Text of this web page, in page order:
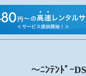
～ﾆﾝﾃﾝﾄﾞｰ